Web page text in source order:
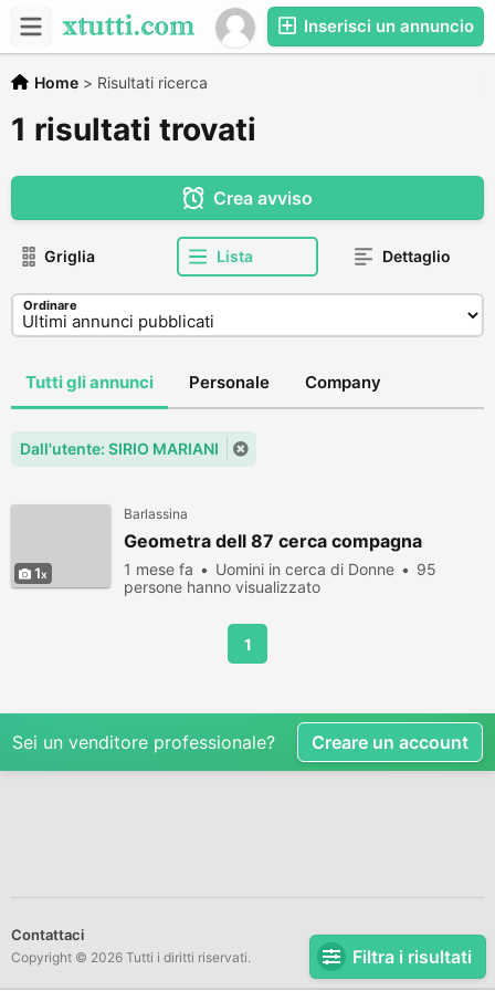
Inserisci un annuncio
Home > Risultati ricerca
1 risultati trovati
Filtra i risultati
Crea avviso
Griglia Lista Dettaglio
Ordinare
Tutti gli annunci Personale Company
Dall'utente: SIRIO MARIANI
1
Barlassina
Geometra dell 87 cerca compagna
1 mese fa Uomini in cerca di Donne
95
persone hanno visualizzato
1
Sei un venditore professionale? Creare un account
Contattaci
Copyright © 2026 Tutti i diritti riservati.